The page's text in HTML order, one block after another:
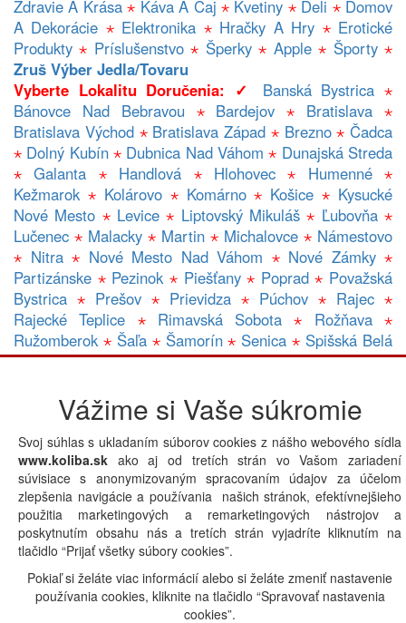
Zdravie A Krása⋆ Káva A Čaj ⋆ Kvetiny ⋆ Deli ⋆ Domov
A Dekorácie ⋆ Elektronika ⋆ Hračky A Hry ⋆ Erotické
Produkty ⋆ Príslušenstvo⋆ Šperky⋆ Apple⋆ Športy⋆
Zruš Výber Jedla/tovaru
Vyberte Lokalitu Doručenia: ✓
Banská Bystrica ⋆
Bánovce Nad Bebravou ⋆ Bardejov ⋆ Bratislava ⋆
Bratislava Východ⋆ Bratislava Západ ⋆ Brezno⋆ Čadca
⋆ Dolný Kubín⋆ Dubnica Nad Váhom ⋆ Dunajská Streda
⋆Galanta ⋆ Handlová ⋆ Hlohovec⋆ Humenné⋆
Kežmarok⋆ Kolárovo⋆ Komárno⋆ Košice ⋆ Kysucké
Nové Mesto ⋆ Levice ⋆ Liptovský Mikuláš ⋆ Ľubovňa⋆
Lučenec ⋆ Malacky ⋆ Martin ⋆ Michalovce ⋆ Námestovo
⋆ Nitra⋆ Nové Mesto Nad Váhom ⋆ Nové Zámky⋆
Partizánske ⋆ Pezinok⋆ Piešťany⋆ Poprad⋆ Považská
Bystrica ⋆ Prešov ⋆ Prievidza ⋆ Púchov ⋆ Rajec ⋆
Rajecké Teplice ⋆ Rimavská Sobota ⋆ Rožňava⋆
Ružomberok⋆ Šaľa⋆ Šamorín⋆ Senica ⋆ Spišská Belá
⋆Spišská Nová Ves⋆Trebišov⋆Topolčany⋆Trenčín⋆
Zlaté Moravce⋆Zvolen ⋆Žilina⋆
Gastro prevádzky v lokalite CADCA:
|B | | |F|
|H|CH|I|J|K|L|M|N|O|P|Q|R|S|T|U|V|
W|X|Y|Z |Iná lokalita
Powered by
Vážime si Vaše súkromie
Svoj súhlas s ukladaním súborov cookies z nášho webového sídla
www.koliba.sk ako aj od tretích strán vo Vašom zariadení
súvisiace s anonymizovaným spracovaním údajov za účelom
zlepšenia navigácie a používania našich stránok, efektívnejšieho
použitia marketingových a remarketingových nástrojov a
poskytnutím obsahu nás a tretích strán vyjadríte kliknutím na
tlačidlo “Prijať všetky súbory cookies”.
Pokiaľ si želáte viac informácií alebo si želáte zmeniť nastavenie
používania cookies, kliknite na tlačidlo “Spravovať nastavenia
cookies”.